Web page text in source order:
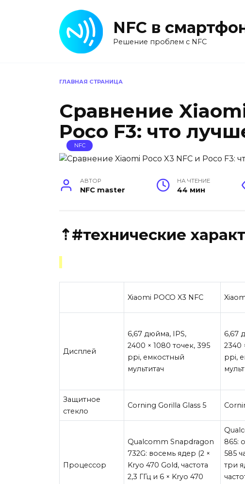
NFC в
Решение проблем с NFC
ГЛАВНАЯ СТРАНИЦА
Сравнение
Poco F3: что
NFC
АВТОР
NFC master
НА ЧТЕНИЕ
44 мин
⇡#технические
Xiaomi POCO X3 NFC
Дисплей
6,67 дюйма, IPS,
2400 × 1080 точек, 395
ppi, емкостный
мультитач
6,67
2340
ppi,
Защитное
стекло
Corning Gorilla Glass 5
Процессор
Qualcomm Snapdragon
732G: восемь ядер (2 ×
Kryo 470 Gold, частота
2,3 ГГц и 6 × Kryo 470
865:
585
три